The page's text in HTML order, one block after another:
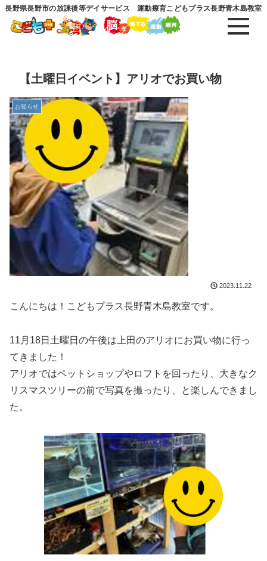
長野県長野市の放課後等デイサービス 運動療育こどもプラス長野青木島教室
【土曜日イベント】アリオでお買い物
お知らせ
2023.11.22
こんにちは！こどもプラス長野青木島教室です。
11月18日土曜日の午後は上田のアリオにお買い物に行っ
てきました！
アリオではペットショップやロフトを回ったり、大きなク
リスマスツリーの前で写真を撮ったり、と楽しんできまし
た。